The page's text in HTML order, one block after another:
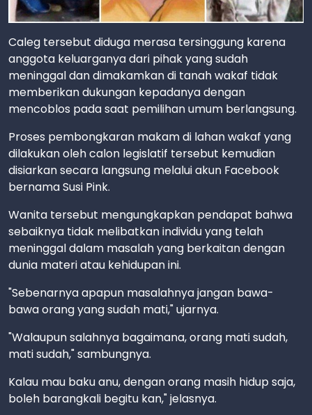
Caleg tersebut diduga merasa tersinggung karena
anggota keluarganya dari pihak yang sudah
meninggal dan dimakamkan di tanah wakaf tidak
memberikan dukungan kepadanya dengan
mencoblos pada saat pemilihan umum berlangsung.
Proses pembongkaran makam di lahan wakaf yang
dilakukan oleh calon legislatif tersebut kemudian
disiarkan secara langsung melalui akun Facebook
bernama Susi Pink.
Wanita tersebut mengungkapkan pendapat bahwa
sebaiknya tidak melibatkan individu yang telah
meninggal dalam masalah yang berkaitan dengan
dunia materi atau kehidupan ini.
"Sebenarnya apapun masalahnya jangan bawa-
bawa orang yang sudah mati," ujarnya.
"Walaupun salahnya bagaimana, orang mati sudah,
mati sudah," sambungnya.
Kalau mau baku anu, dengan orang masih hidup saja,
boleh barangkali begitu kan," jelasnya.